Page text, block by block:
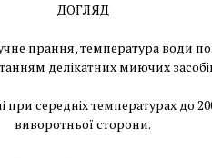
ДОГЛЯД
прання, температура води
делікатних миючих
при середніх температурах до
виворотньої сторони.